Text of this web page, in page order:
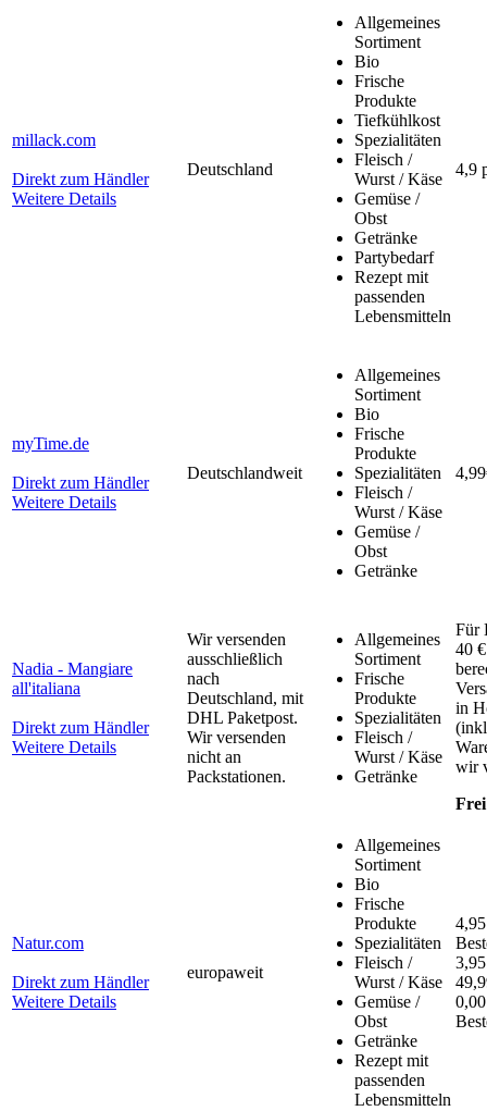
millack.com
Direkt zum Händler
Weitere Details
Deutschland
Allgemeines
Sortiment
Bio
Frische
Produkte
Tiefkühlkost
Spezialitäten
Fleisch /
Wurst / Käse
Gemüse /
Obst
Getränke
Partybedarf
Rezept mit
passenden
Lebensmitteln
4,9
myTime.de
Direkt zum Händler
Weitere Details
Deutschlandweit
Allgemeines
Sortiment
Bio
Frische
Produkte
Spezialitäten
Fleisch /
Wurst / Käse
Gemüse /
Obst
Getränke
Nadia - Mangiare
all'italiana
Direkt zum Händler
Weitere Details
Wir versenden
ausschließlich
nach
Deutschland, mit
DHL Paketpost.
Wir versenden
nicht an
Packstationen.
Allgemeines
Sortiment
Frische
Produkte
Spezialitäten
Fleisch /
Wurst / Käse
Getränke
Für
40
in
wir
Natur.com
Direkt zum Händler
Weitere Details
europaweit
Allgemeines
Sortiment
Bio
Frische
Produkte
Spezialitäten
Fleisch /
Wurst / Käse
Gemüse /
Obst
Getränke
Rezept mit
passenden
Lebensmitteln